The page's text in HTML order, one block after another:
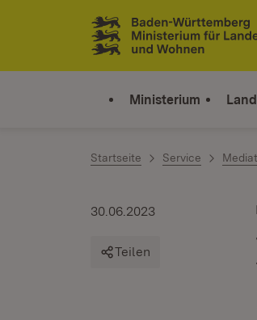
Zum Inhalt springen
Link zur Startseite
Ministerium
Startseite Service
30.06.2023
Teilen